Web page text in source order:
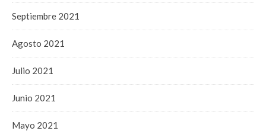
Septiembre 2021
Agosto 2021
Julio 2021
Junio 2021
Mayo 2021